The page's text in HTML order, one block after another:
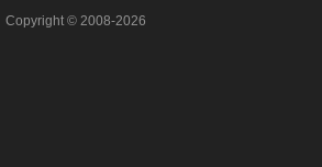
Copyright © 2008-2026